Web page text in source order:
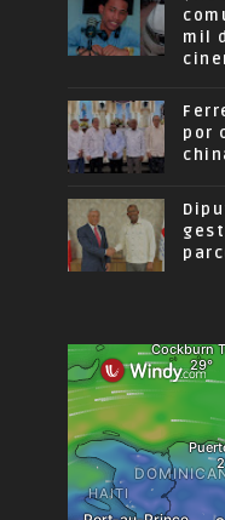
mil
por